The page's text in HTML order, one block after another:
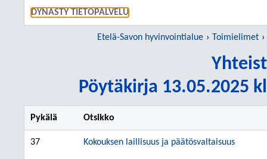
DYNASTY TIETOPALVELU
Etelä-Savon hyvinvointialue Toimielimet
Pöytäkirja 13.05.2025
Pykälä Otsikko
37 Kokouksen laillisuus ja päätösvaltaisuus